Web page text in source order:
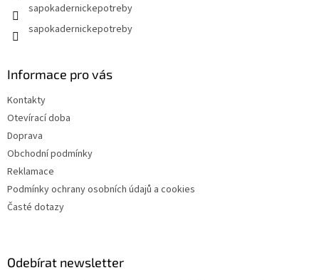
sapokadernickepotreby
sapokadernickepotreby
Informace pro vás
Kontakty
Otevírací doba
Doprava
Obchodní podmínky
Reklamace
Podmínky ochrany osobních údajů a cookies
Časté dotazy
Odebírat newsletter